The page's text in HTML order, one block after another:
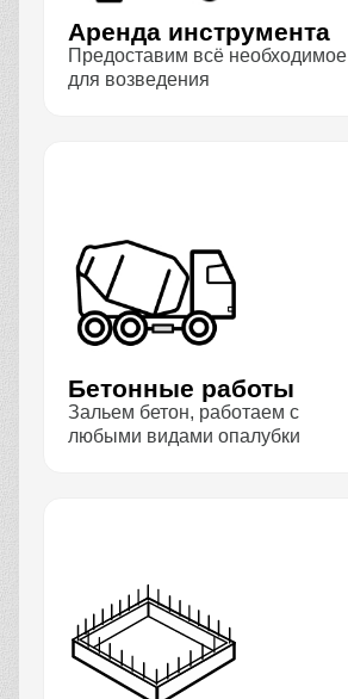
Аренда инструмента
Предоставим всё необходимое
для возведения
Бетонные работы
Зальем бетон, работаем с
любыми видами опалубки